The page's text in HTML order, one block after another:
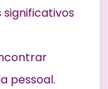
pessoal.